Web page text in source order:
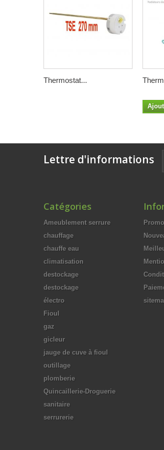
Thermostat...
Lettre d'informations
Catégories
Ameublement serrure
chauffage
chauffe eau
climatisation
destockage
destockage
électro
Fioul
gaz
gicleur
jauge de cuve à fioul
outillage
plomberie
Quincaillerie-Droguerie
sanitaire
serrurerie